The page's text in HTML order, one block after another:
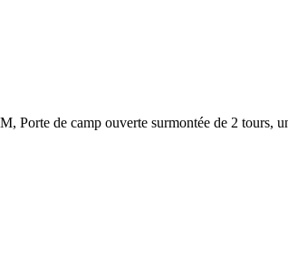
de camp ouverte surmontée de 2 tours,